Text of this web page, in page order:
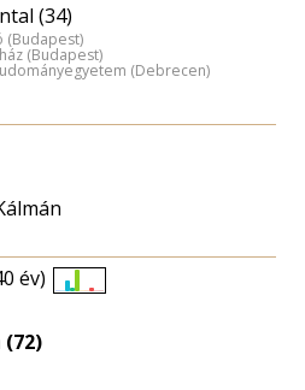
(34)
(Budapest)
(Budapest)
(Debrecen)
év)
(72)